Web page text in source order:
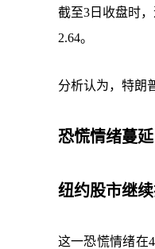
截至3日收盘时
2.64。
分析认为，特朗
恐慌情绪蔓延
纽约股市继
这一恐慌情绪在